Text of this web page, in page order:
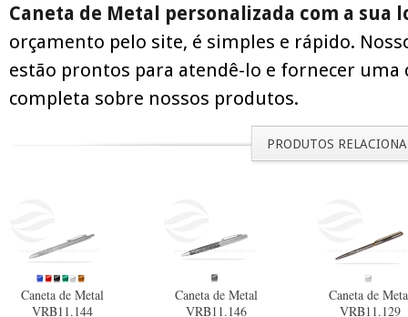
Caneta de Metal personalizada com a sua
orçamento pelo site, é simples e rápido.
estão prontos para atendê-lo e fornecer
completa sobre nossos produtos.
PRODUTOS
Caneta de Metal
VRB11.144
Caneta de Metal
VRB11.146
Caneta de
VRB11.129